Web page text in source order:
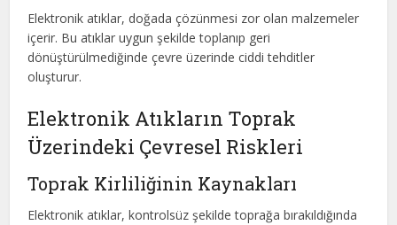
Elektronik atıklar, doğada çözünmesi zor olan malzemeler
içerir. Bu atıklar uygun şekilde toplanıp geri
dönüştürülmediğinde çevre üzerinde ciddi tehditler
oluşturur.
Elektronik Atıkların Toprak
Üzerindeki Çevresel Riskleri
Toprak Kirliliğinin Kaynakları
Elektronik atıklar, kontrolsüz şekilde toprağa bırakıldığında